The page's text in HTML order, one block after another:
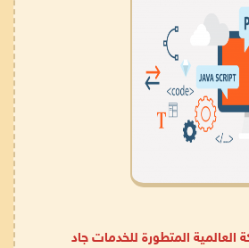
المتطورة للخدمات جاد